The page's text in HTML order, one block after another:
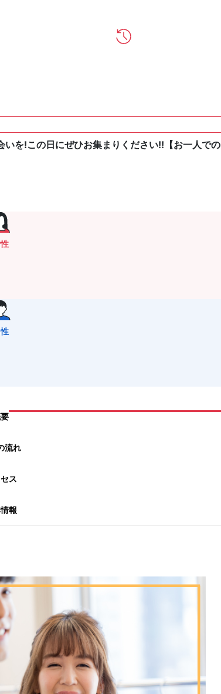
いを!この日にぜひお集まりください!!【お一人での
流れ
ス
報